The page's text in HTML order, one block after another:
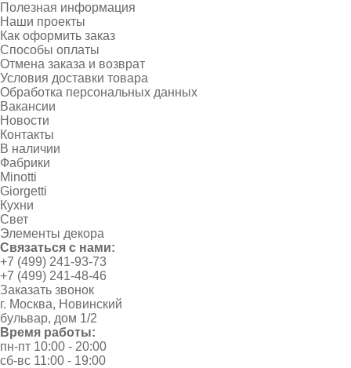
Полезная информация
Наши проекты
Как оформить заказ
Способы оплаты
Отмена заказа и возврат
Условия доставки товара
Обработка персональных данных
Вакансии
Новости
Контакты
В наличии
Фабрики
Minotti
Giorgetti
Кухни
Свет
Элементы декора
Связаться с нами:
+7 (499) 241-93-73
+7 (499) 241-48-46
Заказать звонок
г. Москва, Новинский
бульвар, дом 1/2
Время работы:
пн-пт 10:00 - 20:00
сб-вс 11:00 - 19:00